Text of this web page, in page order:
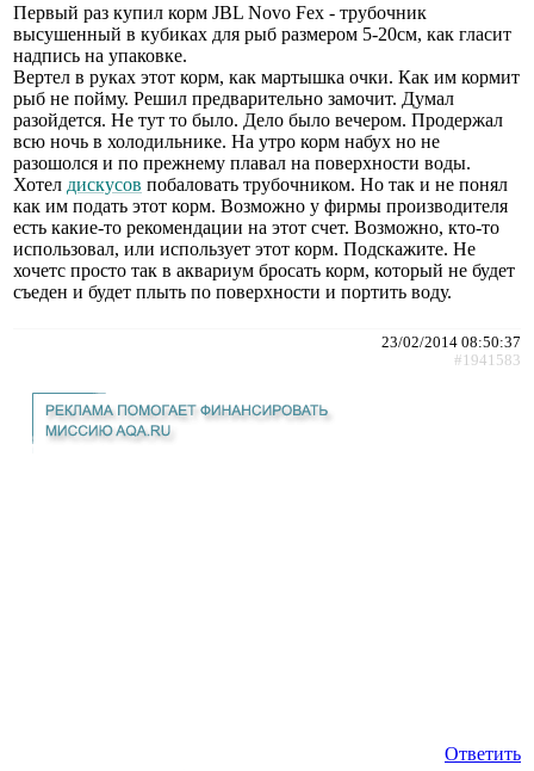
Первый раз купил корм JBL Novo Fex - трубочник
высушенный в кубиках для рыб размером 5-20см, как гласит
надпись на упаковке.
Вертел в руках этот корм, как мартышка очки. Как им кормит
рыб не пойму. Решил предварительно замочит. Думал
разойдется. Не тут то было. Дело было вечером. Продержал
всю ночь в холодильнике. На утро корм набух но не
разошолся и по прежнему плавал на поверхности воды.
Хотел дискусов побаловать трубочником. Но так и не понял
как им подать этот корм. Возможно у фирмы производителя
есть какие-то рекомендации на этот счет. Возможно, кто-то
использовал, или использует этот корм. Подскажите. Не
хочетс просто так в аквариум бросать корм, который не будет
съеден и будет плыть по поверхности и портить воду.
23/02/2014 08:50:37
#1941583
Ответить